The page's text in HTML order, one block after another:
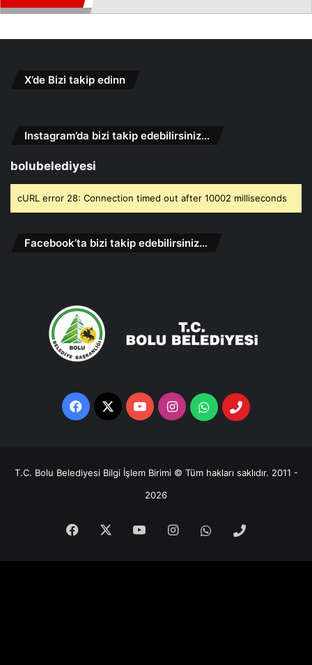
X’de Bizi takip edinn
Instagram’da bizi takip edebilirsiniz…
bolubelediyesi
cURL error 28: Connection timed out after 10002 milliseconds
Facebook’ta bizi takip edebilirsiniz…
Facebook
X YouTubeInstagramWhatsappTelefon
T.C. Bolu Belediyesi Bilgi İşlem Birimi © Tüm hakları saklıdır. 2011 -
2026
Facebook YouTubeInstagramWhatsappTelefon